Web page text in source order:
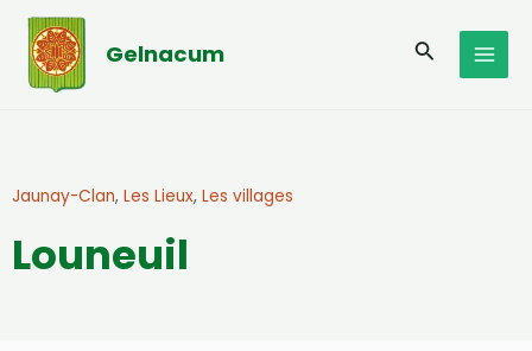
Aller
contenu
Gelnacum
Jaunay-Clan, Les Lieux, Les villages
Louneuil